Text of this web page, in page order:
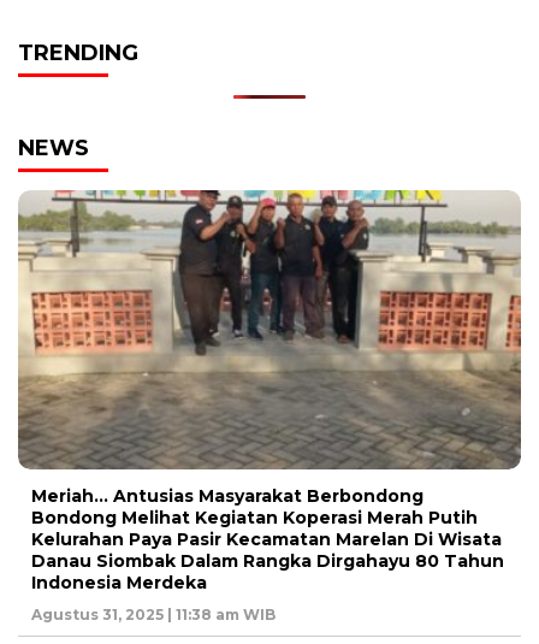
TRENDING
NEWS
Meriah… Antusias Masyarakat Berbondong
Bondong Melihat Kegiatan Koperasi Merah Putih
Kelurahan Paya Pasir Kecamatan Marelan Di Wisata
Danau Siombak Dalam Rangka Dirgahayu 80 Tahun
Indonesia Merdeka
Agustus 31, 2025 | 11:38 am WIB